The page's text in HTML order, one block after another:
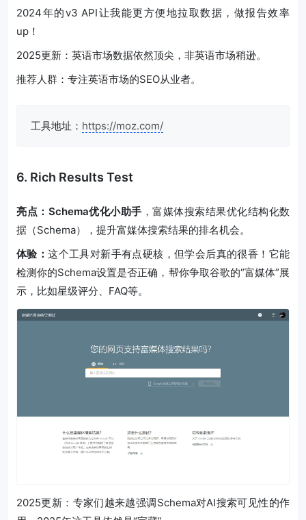
2024年的v3 API让我能更方便地拉取数据，做报告效率
up！
2025更新：英语市场数据依然顶尖，非英语市场稍逊。
推荐人群：专注英语市场的SEO从业者。
工具地址： https://moz.com/
6. Rich Results Test
亮点：Schema优化小助手 ，富媒体搜索结果优化结构化数
据（Schema），提升富媒体搜索结果的排名机会。
体验：这个工具对新手有点硬核，但学会后真的很香！它能
检测你的Schema设置是否正确，帮你争取谷歌的“富媒体”展
示，比如星级评分、FAQ等。
2025更新：专家们越来越强调Schema对AI搜索可见性的作